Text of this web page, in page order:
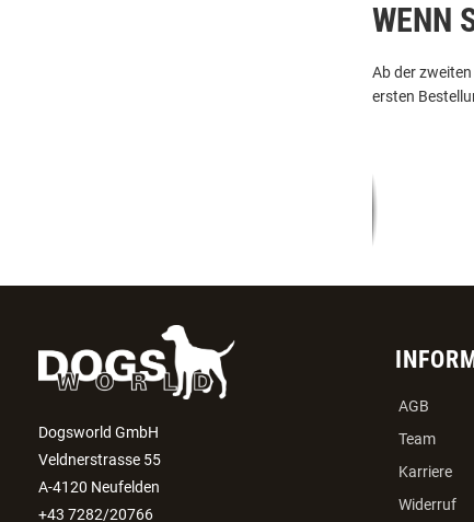
WENN
Ab der
ersten